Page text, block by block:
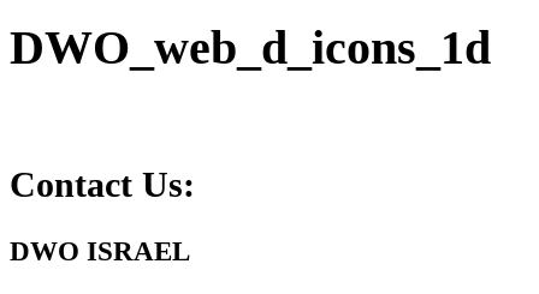
DWO_web_d_icons_1d
Contact Us:
DWO ISRAEL